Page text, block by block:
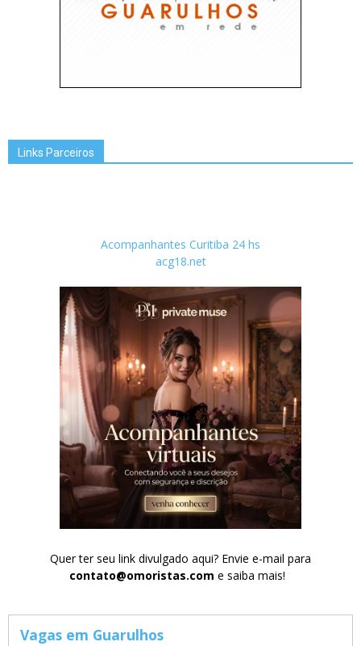
Links Parceiros
Acompanhantes Curitiba 24 hs
acg18.net
Quer ter seu link divulgado aqui? Envie e-mail para
contato@omoristas.com e saiba mais!
Vagas em Guarulhos